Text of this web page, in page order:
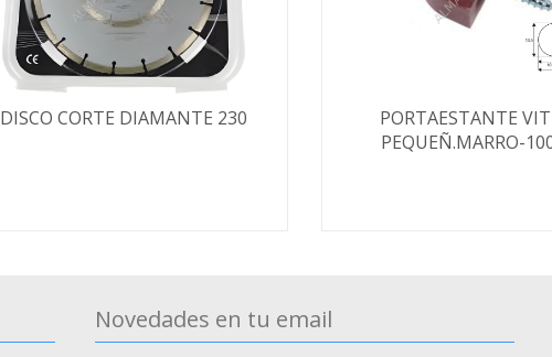
DISCO CORTE DIAMANTE 230
PORTAESTANTE
PEQUEÑ.MARRO-
Novedades en tu email